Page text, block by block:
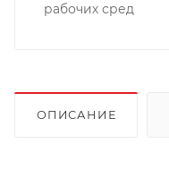
рабочих сред
ОПИСАНИЕ